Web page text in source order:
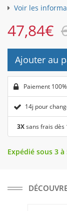
Voir les
47,84€
Ajouter au
Paiement
14j pour
3Xsans frais dès
Expédié sous 3 à